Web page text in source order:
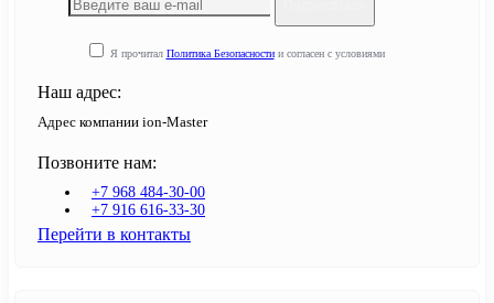
Я прочитал Политика Безопасностии согласен с условиями
Наш адрес:
Адрес компании ion-Master
Позвоните нам:
+7 968 484-30-00
+7 916 616-33-30
Перейти в контакты